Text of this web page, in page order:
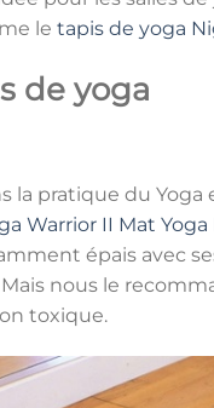
le tapis de yoga
de yoga
la pratique du
Warrior II Mat Yoga
épais avec
nous le
toxique.